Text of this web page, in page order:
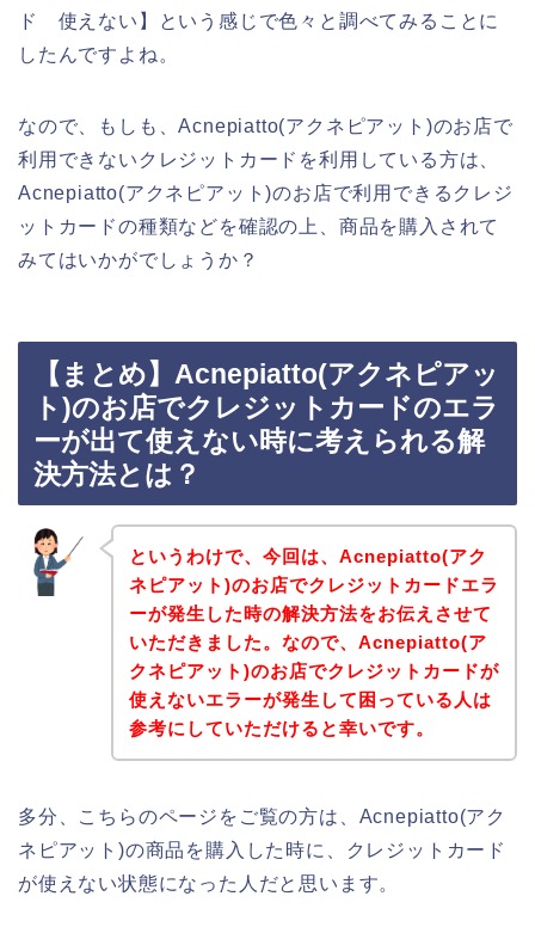
ド 使えない】という感じで色々と調べてみることに
したんですよね。
なので、もしも、Acnepiatto(アクネピアット)のお店で
利用できないクレジットカードを利用している方は、
Acnepiatto(アクネピアット)のお店で利用できるクレジ
ットカードの種類などを確認の上、商品を購入されて
みてはいかがでしょうか？
【まとめ】Acnepiatto(アクネピアッ
ト)のお店でクレジットカードのエラ
ーが出て使えない時に考えられる解
決方法とは？
というわけで、今回は、Acnepiatto(アク
ネピアット)のお店でクレジットカードエラ
ーが発生した時の解決方法をお伝えさせて
いただきました。なので、Acnepiatto(ア
クネピアット)のお店でクレジットカードが
使えないエラーが発生して困っている人は
参考にしていただけると幸いです。
多分、こちらのページをご覧の方は、Acnepiatto(アク
ネピアット)の商品を購入した時に、クレジットカード
が使えない状態になった人だと思います。